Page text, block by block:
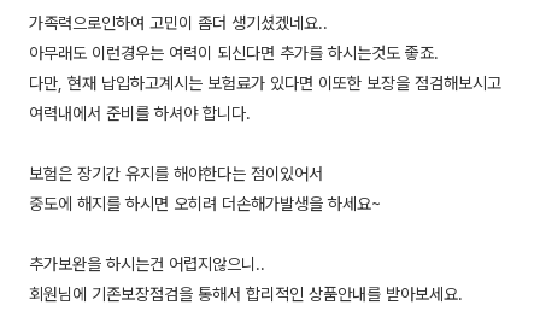
가족력으로인하여 고민이 좀더 생기셨겠네요..
아무래도 이런경우는 여력이 되신다면 추가를 하시는것도 좋죠.
다만, 현재 납입하고계시는 보험료가 있다면 이또한 보장을 점검해보시고
여력내에서 준비를 하셔야 합니다.
보험은 장기간 유지를 해야한다는 점이있어서
중도에 해지를 하시면 오히려 더손해가발생을 하세요~
추가보완을 하시는건 어렵지않으니..
회원님에 기존보장점검을 통해서 합리적인 상품안내를 받아보세요.